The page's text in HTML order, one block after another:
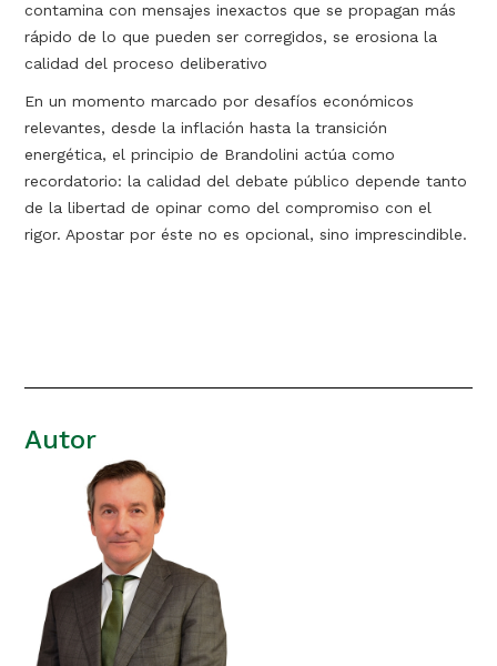
contamina con mensajes inexactos que se propagan más
rápido de lo que pueden ser corregidos, se erosiona la
calidad del proceso deliberativo
En un momento marcado por desafíos económicos
relevantes, desde la inflación hasta la transición
energética, el principio de Brandolini actúa como
recordatorio: la calidad del debate público depende tanto
de la libertad de opinar como del compromiso con el
rigor. Apostar por éste no es opcional, sino imprescindible.
Autor